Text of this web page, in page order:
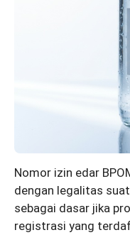
Nomor izin edar
dengan legalitas
sebagai dasar jika
registrasi yang